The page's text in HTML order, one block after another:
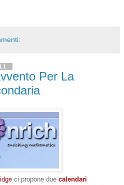
Per La
ci propone due calendari